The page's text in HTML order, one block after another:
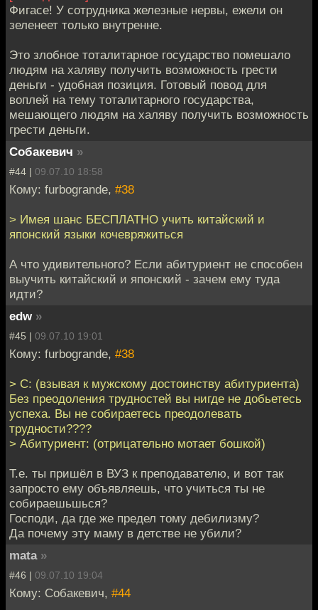
Фигасе! У сотрудника железные нервы, ежели он
зеленеет только внутренне.
Это злобное тоталитарное государство помешало
людям на халяву получить возможность грести
деньги - удобная позиция. Готовый повод для
воплей на тему тоталитарного государства,
мешающего людям на халяву получить возможность
грести деньги.
Собакевич »
#44 | 09.07.10 18:58
Кому: furbogrande, #38
> Имея шанс БЕСПЛАТНО учить китайский и
японский языки кочевряжиться
А что удивительного? Если абитуриент не способен
выучить китайский и японский - зачем ему туда
идти?
edw »
#45 | 09.07.10 19:01
Кому: furbogrande, #38
> С: (взывая к мужскому достоинству абитуриента)
Без преодоления трудностей вы нигде не добьетесь
успеха. Вы не собираетесь преодолевать
трудности????
> Абитуриент: (отрицательно мотает бошкой)
Т.е. ты пришёл в ВУЗ к преподавателю, и вот так
запросто ему объявляешь, что учиться ты не
собираешьшься?
Господи, да где же предел тому дебилизму?
Да почему эту маму в детстве не убили?
mata »
#46 | 09.07.10 19:04
Кому: Собакевич, #44